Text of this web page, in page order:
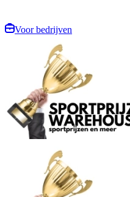
Voor bedrijven